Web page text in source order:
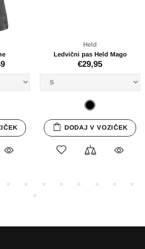
Held
Ledvični pas Held Mago
€29,95
DODAJ V VOZIČEK